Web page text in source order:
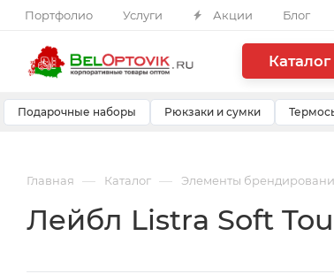
Портфолио Услуги Акции Блог
Каталог
Подарочные наборы Рюкзаки и сумки
Главная — Каталог — Элементы
Лейбл Listra Soft